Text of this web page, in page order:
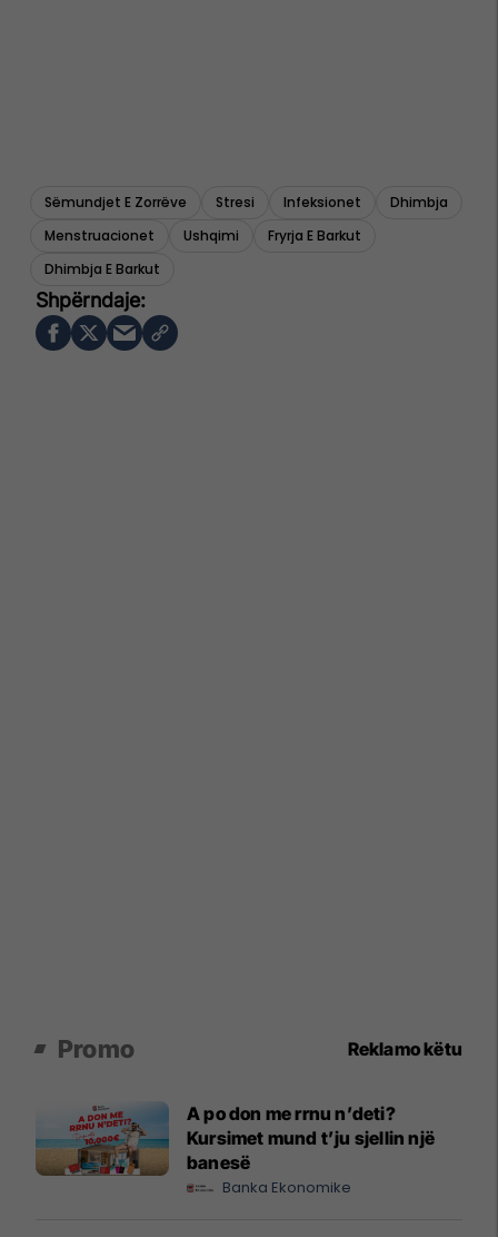
Sëmundjet E Zorrëve Stresi Infeksionet
Dhimbja
Menstruacionet
Ushqimi
Fryrja E Barkut
Dhimbja E Barkut
Promo Reklamo këtu
A po don me rrnu n’deti?
Kursimet mund t’ju sjellin një
banesë
Banka Ekonomike